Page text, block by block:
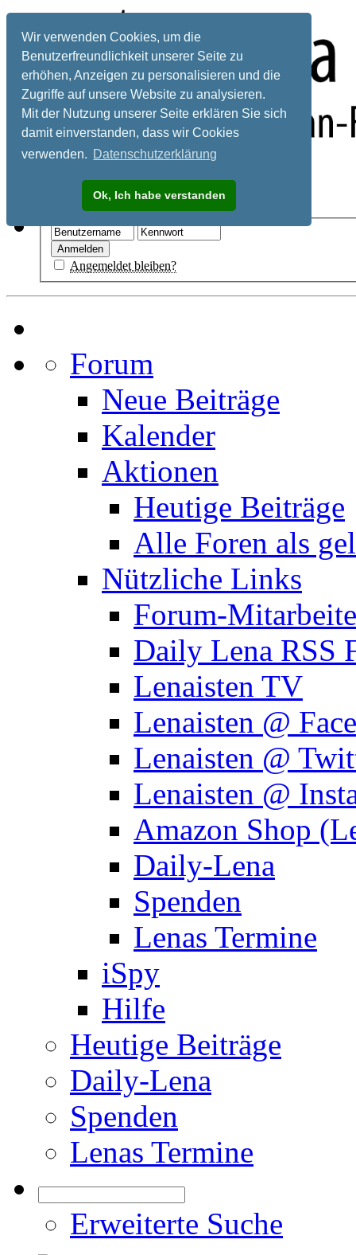
Wir verwenden Cookies, um die
Benutzerfreundlichkeit unserer Seite zu
erhöhen, Anzeigen zu personalisieren und die
Zugriffe auf unsere Website zu analysieren.
Mit der Nutzung unserer Seite erklären Sie sich
damit einverstanden, dass wir Cookies
verwenden. Datenschutzerklärung
Ok, Ich habe verstanden
Registrieren
Angemeldet bleiben?
Forum
Neue Beiträge
Kalender
Aktionen
Heutige Beiträge
Alle Foren als
Nützliche Links
Forum-
Daily Lena RSS
Lenaisten TV
Lenaisten @
Lenaisten @
Lenaisten @
Amazon Shop
Daily-Lena
Spenden
Lenas Termine
iSpy
Hilfe
Heutige Beiträge
Daily-Lena
Spenden
Lenas Termine
Erweiterte Suche